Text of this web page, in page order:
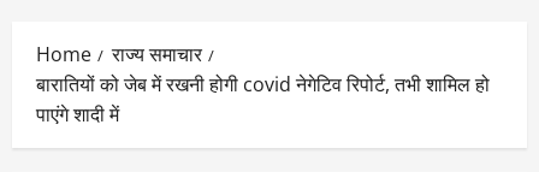
Home
राज्य समाचार
बारातियों को जेब में रखनी होगी covid नेगेटिव रिपोर्ट, तभी शामिल हो
पाएंगे शादी में